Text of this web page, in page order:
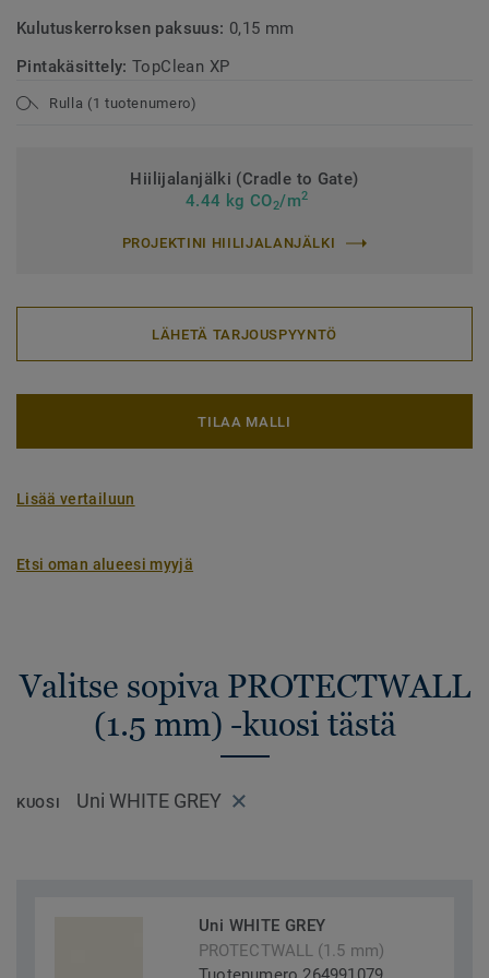
Kulutuskerroksen paksuus: 0,15 mm
Pintakäsittely:TopClean XP
Rulla (1 tuotenumero)
Hiilijalanjälki (Cradle to Gate)
4.44 kg CO2/m2
PROJEKTINI HIILIJALANJÄLKI
LÄHETÄ TARJOUSPYYNTÖ
TILAA MALLI
Lisää vertailuun
Etsi oman alueesi myyjä
Valitse sopiva PROTECTWALL
(1.5 mm) -kuosi tästä
KUOSI Uni WHITE GREY
Uni WHITE GREY
PROTECTWALL (1.5 mm)